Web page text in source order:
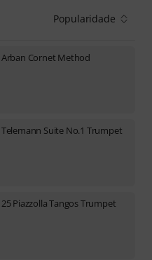
Popularidade
Arban Cornet Method
Telemann Suite No.1 Trumpet
25 Piazzolla Tangos Trumpet